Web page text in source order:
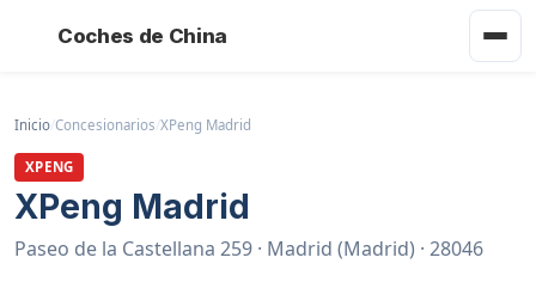
Coches de China
Inicio/Concesionarios/XPeng Madrid
XPENG
XPeng Madrid
Paseo de la Castellana 259 · Madrid (Madrid) · 28046